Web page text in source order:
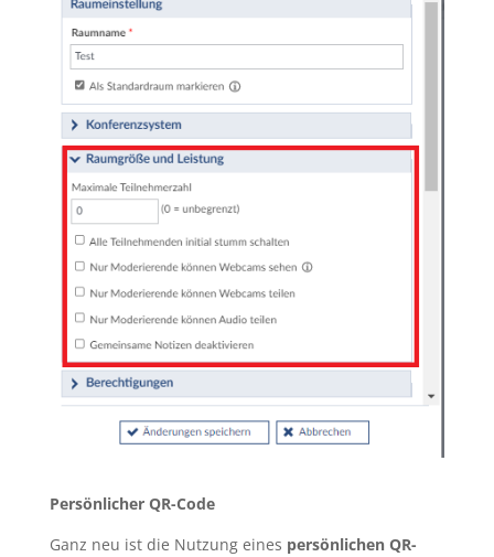
Persönlicher QR-Code
Ganz neu ist die Nutzung eines persönlichen QR-